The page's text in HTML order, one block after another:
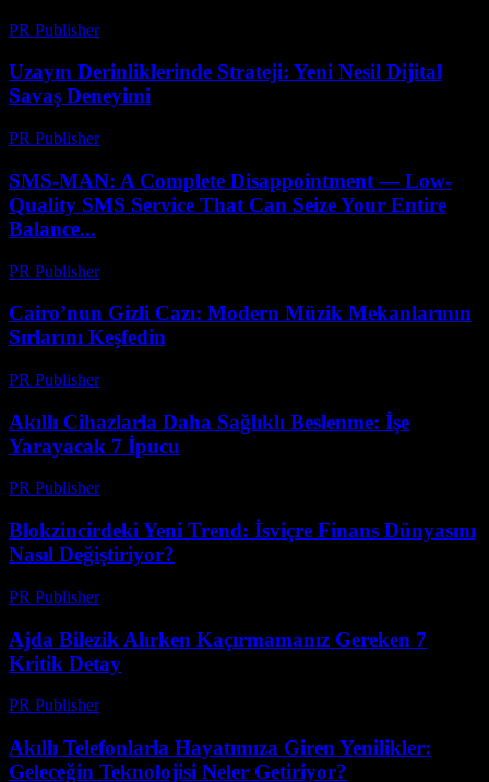
PR Publisher-
Uzayın Derinliklerinde Strateji: Yeni Nesil Dijital
Savaş Deneyimi
PR Publisher-
SMS-MAN: A Complete Disappointment — Low-
Quality SMS Service That Can Seize Your Entire
Balance...
PR Publisher-
Cairo’nun Gizli Cazı: Modern Müzik Mekanlarının
Sırlarını Keşfedin
PR Publisher-
Akıllı Cihazlarla Daha Sağlıklı Beslenme: İşe
Yarayacak 7 İpucu
PR Publisher-
Blokzincirdeki Yeni Trend: İsviçre Finans Dünyasını
Nasıl Değiştiriyor?
PR Publisher-
Ajda Bilezik Alırken Kaçırmamanız Gereken 7
Kritik Detay
PR Publisher-
Akıllı Telefonlarla Hayatımıza Giren Yenilikler:
Geleceğin Teknolojisi Neler Getiriyor?